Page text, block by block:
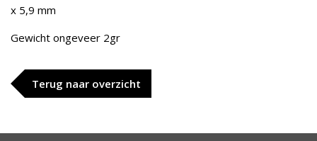
x 5,9 mm
Gewicht ongeveer 2gr
Terug naar overzicht